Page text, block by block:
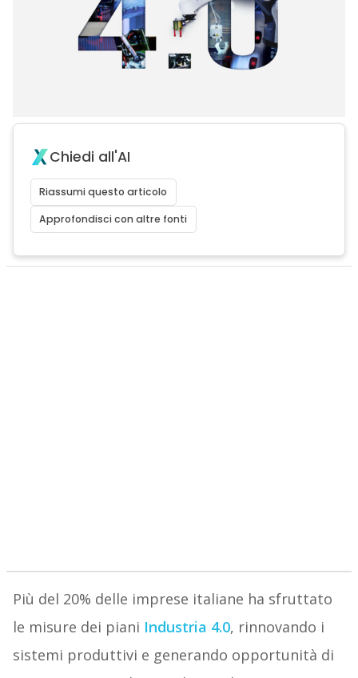
Chiedi all'AI
Riassumi questo articolo
Approfondisci con altre fonti
Più del 20% delle imprese italiane ha sfruttato
le misure dei piani Industria 4.0, rinnovando i
sistemi produttivi e generando opportunità di